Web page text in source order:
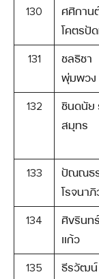
130
ศศิกาน
โคตรปั
131
ชลธิชา
พุ่มพวง
132
ชินดนัย
สมุทร
133
ปัณณธ
โรจนา
134
ศิขรินท
แก้ว
135
ธีรวัฒน์